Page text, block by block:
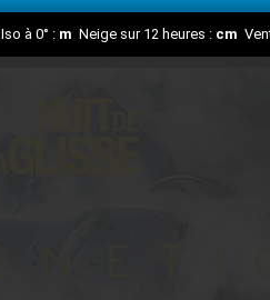
Iso à 0° : m Neige sur 12 heures : cm